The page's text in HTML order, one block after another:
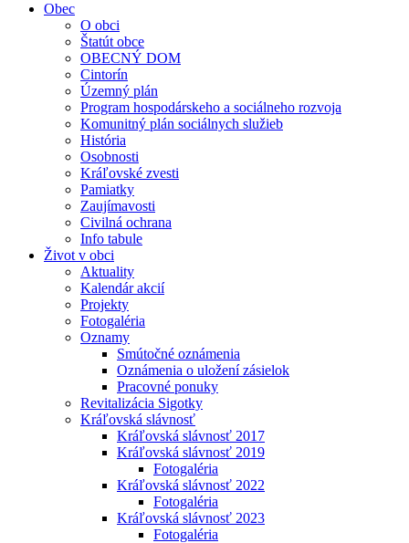
Obec
O obci
Štatút obce
OBECNÝ DOM
Cintorín
Územný plán
Program hospodárskeho a sociálneho rozvoja
Komunitný plán sociálnych služieb
História
Osobnosti
Kráľovské zvesti
Pamiatky
Zaujímavosti
Civilná ochrana
Info tabule
Život v obci
Aktuality
Kalendár akcií
Projekty
Fotogaléria
Oznamy
Smútočné oznámenia
Oznámenia o uložení zásielok
Pracovné ponuky
Revitalizácia Sigotky
Kráľovská slávnosť
Kráľovská slávnosť 2017
Kráľovská slávnosť 2019
Fotogaléria
Kráľovská slávnosť 2022
Fotogaléria
Kráľovská slávnosť 2023
Fotogaléria